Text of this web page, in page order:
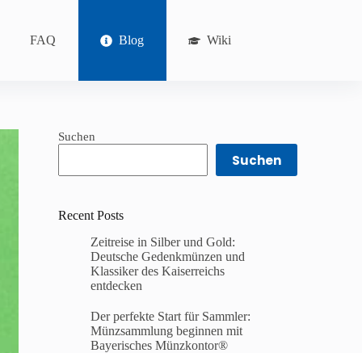
FAQ Blog Wiki
Suchen
Suchen
Recent Posts
Zeitreise in Silber und Gold:
Deutsche Gedenkmünzen und
Klassiker des Kaiserreichs
entdecken
Der perfekte Start für Sammler:
Münzsammlung beginnen mit
Bayerisches Münzkontor®